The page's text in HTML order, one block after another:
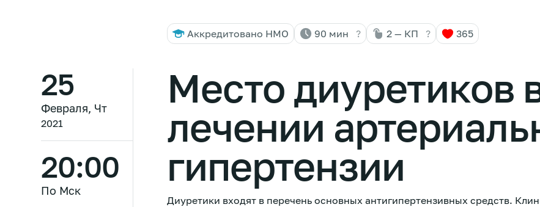
Аккредитовано НМО 90 мин ? 2 — КП ? 365
25
Февраля, Чт
2021
20:00
По Мск
Место диуретиков
лечении
гипертензии
Диуретики входят в перечень основных антигипертензивных средств.